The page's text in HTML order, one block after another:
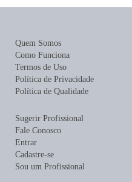
Quem Somos
Como Funciona
Termos de Uso
Política de Privacidade
Política de Qualidade
Sugerir Profissional
Fale Conosco
Entrar
Cadastre-se
Sou um Profissional